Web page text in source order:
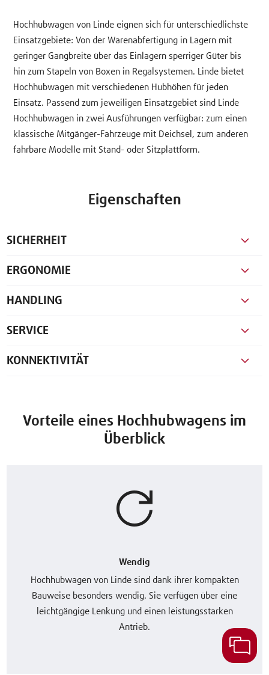
Hochhubwagen von Linde eignen sich für unterschiedlichste
Einsatzgebiete: Von der Warenabfertigung in Lagern mit
geringer Gangbreite über das Einlagern sperriger Güter bis
hin zum Stapeln von Boxen in Regalsystemen. Linde bietet
Hochhubwagen mit verschiedenen Hubhöhen für jeden
Einsatz. Passend zum jeweiligen Einsatzgebiet sind Linde
Hochhubwagen in zwei Ausführungen verfügbar: zum einen
klassische Mitgänger-Fahrzeuge mit Deichsel, zum anderen
fahrbare Modelle mit Stand- oder Sitzplattform.
Eigenschaften
SICHERHEIT
ERGONOMIE
HANDLING
SERVICE
KONNEKTIVITÄT
Vorteile eines Hochhubwagens im
Überblick
Wendig
Hochhubwagen von Linde sind dank ihrer kompakten
Bauweise besonders wendig. Sie verfügen über eine
leichtgängige Lenkung und einen leistungsstarken
Antrieb.